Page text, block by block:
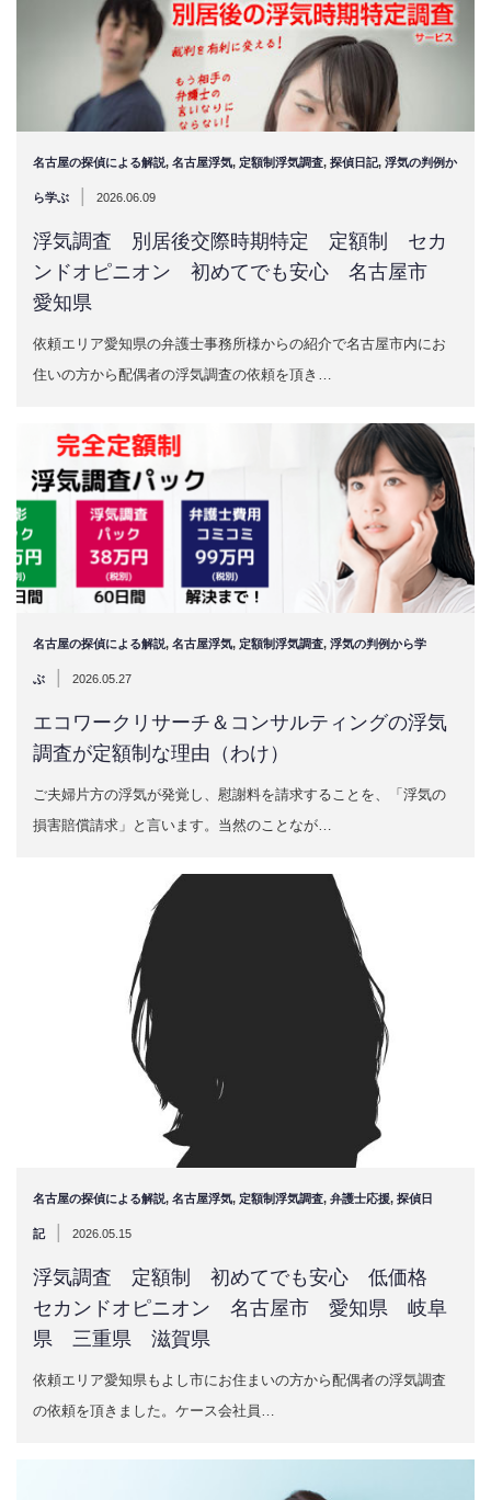
名古屋の探偵による解説, 名古屋浮気, 定額制浮気調査, 探偵日記, 浮気の判例か
ら学ぶ | 2026.06.09
浮気調査 別居後交際時期特定 定額制 セカ
ンドオピニオン 初めてでも安心 名古屋市
愛知県
依頼エリア愛知県の弁護士事務所様からの紹介で名古屋市内にお
住いの方から配偶者の浮気調査の依頼を頂き…
名古屋の探偵による解説, 名古屋浮気, 定額制浮気調査, 浮気の判例から学
ぶ 2026.05.27
エコワークリサーチ＆コンサルティングの浮気
調査が定額制な理由（わけ）
ご夫婦片方の浮気が発覚し、慰謝料を請求することを、「浮気の
損害賠償請求」と言います。当然のことなが…
名古屋の探偵による解説, 名古屋浮気, 定額制浮気調査, 弁護士応援, 探偵日
記 2026.05.15
浮気調査 定額制 初めてでも安心 低価格
セカンドオピニオン 名古屋市 愛知県 岐阜
県 三重県 滋賀県
依頼エリア愛知県もよし市にお住まいの方から配偶者の浮気調査
の依頼を頂きました。ケース会社員…